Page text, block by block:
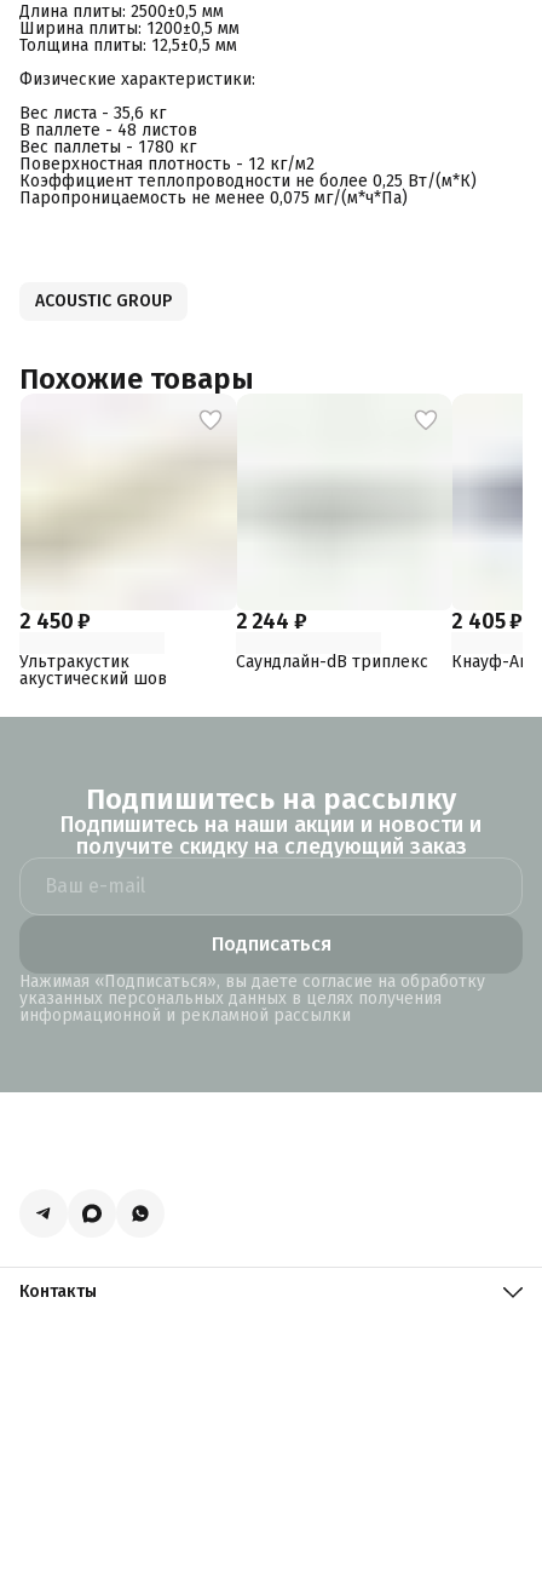
Длина плиты: 2500±0,5 мм
Ширина плиты: 1200±0,5 мм
Толщина плиты: 12,5±0,5 мм
Физические характеристики:
Вес листа - 35,6 кг
В паллете - 48 листов
Вес паллеты - 1780 кг
Поверхностная плотность - 12 кг/м2
Коэффициент теплопроводности не более 0,25 Вт/(м*К)
Паропроницаемость не менее 0,075 мг/(м*ч*Па)
ACOUSTIC GROUP
Похожие товары
2 450 ₽
Ультракустик
акустический шов
2 244 ₽
Саундлайн-dB триплекс
2 405 ₽
Кнауф-
Подпишитесь на рассылку
Подпишитесь на наши акции и новости и
получите скидку на следующий заказ
Подписаться
Нажимая «Подписаться», вы даете согласие на обработку
указанных персональных данных в целях получения
информационной и рекламной рассылки
Контакты